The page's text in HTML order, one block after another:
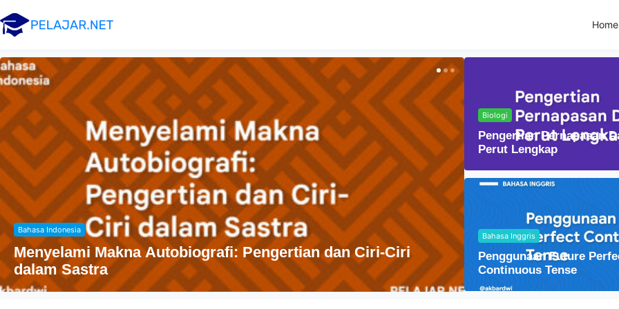
Home
Agama
Penyebaran Agama Islam Di Indonesia Lensa Cembung
Biologi
Pengertian Pernapasan
Perut Lengkap
Bahasa Inggris
Penggunaan Future
Continuous Tense